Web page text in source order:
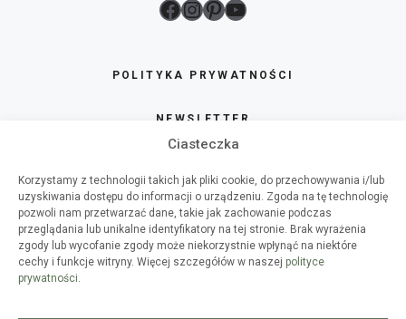
Ciasteczka
Korzystamy z technologii takich jak pliki cookie, do przechowywania i/lub
uzyskiwania dostępu do informacji o urządzeniu. Zgoda na tę technologię
pozwoli nam przetwarzać dane, takie jak zachowanie podczas
przeglądania lub unikalne identyfikatory na tej stronie. Brak wyrażenia
zgody lub wycofanie zgody może niekorzystnie wpłynąć na niektóre
cechy i funkcje witryny. Więcej szczegółów w naszej polityce
prywatności.
Facebook
Instagram
Pinterest
YouTube
POLITYKA PRYWATNOŚCI
NEWSLETTER
O HAART
WSPÓŁPRACA